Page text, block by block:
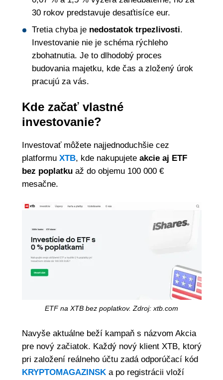
30 rokov predstavuje desaťtisíce eur.
Tretia chyba je nedostatok trpezlivosti.
Investovanie nie je schéma rýchleho
zbohatnutia. Je to dlhodobý proces
budovania majetku, kde čas a zložený úrok
pracujú za vás.
Kde začať vlastné
investovanie?
Investovať môžete najjednoduchšie cez
platformu XTB, kde nakupujete akcie aj ETF
bez poplatkuaž do objemu 100 000 €
mesačne.
ETF na XTB bez poplatkov. Zdroj: xtb.com
Navyše aktuálne beží kampaň s názvom Akcia
pre nový začiatok. Každý nový klient XTB, ktorý
pri založení reálneho účtu zadá odporúčací kód
KRYPTOMAGAZINSKa po registrácii vloží